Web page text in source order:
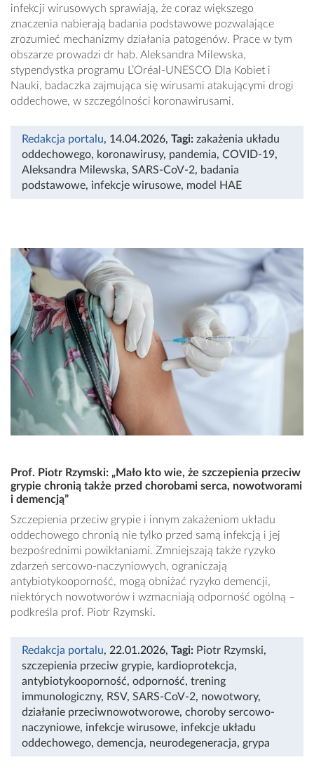
infekcji wirusowych sprawiają, że coraz większego
znaczenia nabierają badania podstawowe pozwalające
zrozumieć mechanizmy działania patogenów. Prace w tym
obszarze prowadzi dr hab. Aleksandra Milewska,
stypendystka programu L’Oréal-UNESCO Dla Kobiet i
Nauki, badaczka zajmująca się wirusami atakującymi drogi
oddechowe, w szczególności koronawirusami.
Redakcja portalu, 14.04.2026, Tagi: zakażenia układu
oddechowego, koronawirusy, pandemia, COVID-19,
Aleksandra Milewska, SARS-CoV-2, badania
podstawowe, infekcje wirusowe, model HAE
Prof. Piotr Rzymski: „Mało kto wie, że szczepienia przeciw
grypie chronią także przed chorobami serca, nowotworami
i demencją”
Szczepienia przeciw grypie i innym zakażeniom układu
oddechowego chronią nie tylko przed samą infekcją i jej
bezpośrednimi powikłaniami. Zmniejszają także ryzyko
zdarzeń sercowo-naczyniowych, ograniczają
antybiotykooporność, mogą obniżać ryzyko demencji,
niektórych nowotworów i wzmacniają odporność ogólną –
podkreśla prof. Piotr Rzymski.
Redakcja portalu, 22.01.2026, Tagi: Piotr Rzymski,
szczepienia przeciw grypie, kardioprotekcja,
antybiotykooporność, odporność, trening
immunologiczny, RSV, SARS-CoV-2, nowotwory,
działanie przeciwnowotworowe, choroby sercowo-
naczyniowe, infekcje wirusowe, infekcje układu
oddechowego, demencja, neurodegeneracja, grypa